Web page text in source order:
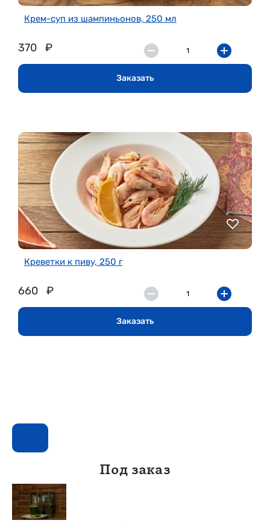
Крем-суп из шампиньонов, 250 мл
370 ₽
Заказать
Креветки к пиву, 250 г
660 ₽
Заказать
Под заказ